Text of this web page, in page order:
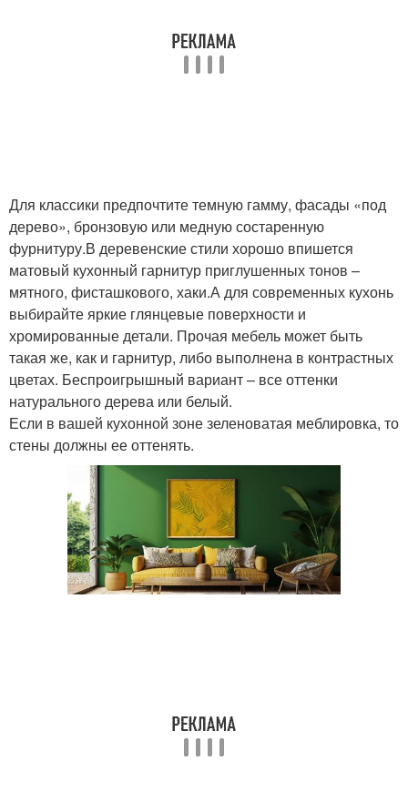
Для классики предпочтите темную гамму, фасады «под
дерево», бронзовую или медную состаренную
фурнитуру.В деревенские стили хорошо впишется
матовый кухонный гарнитур приглушенных тонов –
мятного, фисташкового, хаки.А для современных кухонь
выбирайте яркие глянцевые поверхности и
хромированные детали. Прочая мебель может быть
такая же, как и гарнитур, либо выполнена в контрастных
цветах. Беспроигрышный вариант – все оттенки
натурального дерева или белый.
Если в вашей кухонной зоне зеленоватая меблировка, то
стены должны ее оттенять.